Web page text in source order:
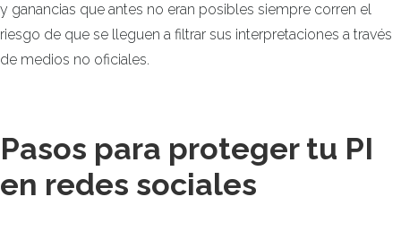
y ganancias que antes no eran posibles siempre corren el
riesgo de que se lleguen a filtrar sus interpretaciones a través
de medios no oficiales.
Pasos para proteger tu PI
en redes sociales